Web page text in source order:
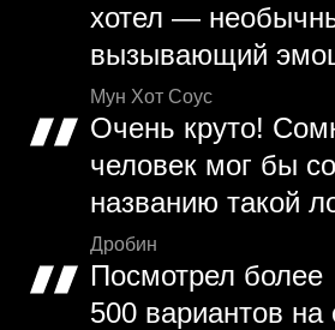
хотел —
вызывающий
Мун Хот Соус
Очень круто!
человек мог бы
названию такой
Дробин
Посмотрел более
500 вариантов на